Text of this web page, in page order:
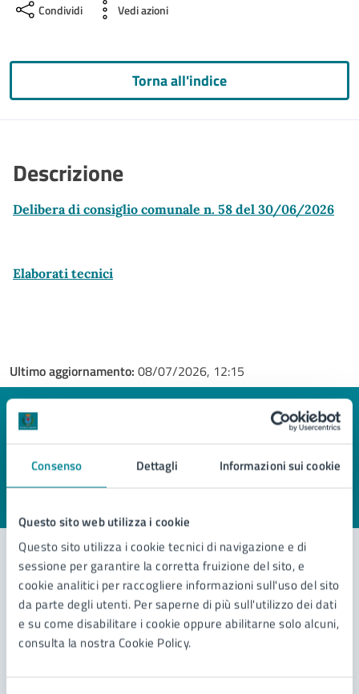
Consenso Dettagli Informazioni sui cookie
Questo sito web utilizza i cookie
Questo sito utilizza i cookie tecnici di navigazione e di
sessione per garantire la corretta fruizione del sito, e
cookie analitici per raccogliere informazioni sull'uso del sito
da parte degli utenti. Per saperne di più sull'utilizzo dei dati
e su come disabilitare i cookie oppure abilitarne solo alcuni,
consulta la nostra Cookie Policy.
Condividi Vedi azioni
Torna all'indice
Descrizione
Delibera di consiglio comunale n. 58 del 30/06/2026
Elaborati tecnici
Ultimo aggiornamento: 08/07/2026, 12:15
Quanto sono chiare le informazioni su questa
Contatta il comune
Leggi le domande frequenti